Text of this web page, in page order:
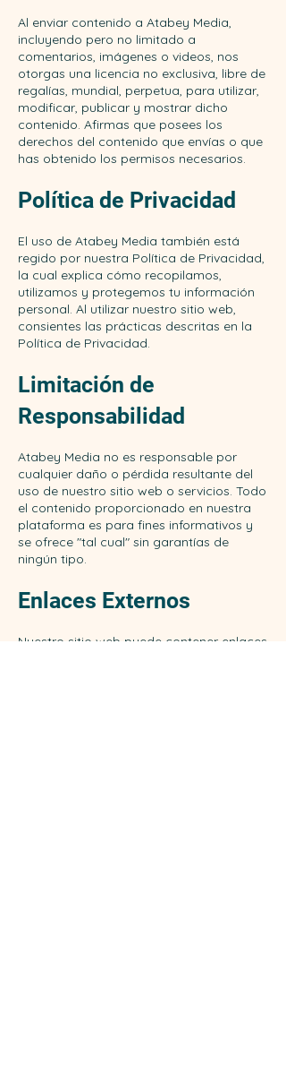
Al enviar contenido a Atabey Media,
incluyendo pero no limitado a
comentarios, imágenes o videos, nos
otorgas una licencia no exclusiva, libre de
regalías, mundial, perpetua, para utilizar,
modificar, publicar y mostrar dicho
contenido. Afirmas que posees los
derechos del contenido que envías o que
has obtenido los permisos necesarios.
Política de Privacidad
El uso de Atabey Media también está
regido por nuestra Política de Privacidad,
la cual explica cómo recopilamos,
utilizamos y protegemos tu información
personal. Al utilizar nuestro sitio web,
consientes las prácticas descritas en la
Política de Privacidad.​
Limitación de
Responsabilidad
Atabey Media no es responsable por
cualquier daño o pérdida resultante del
uso de nuestro sitio web o servicios. Todo
el contenido proporcionado en nuestra
plataforma es para fines informativos y
se ofrece "tal cual" sin garantías de
ningún tipo.
Enlaces Externos
Nuestro sitio web puede contener enlaces